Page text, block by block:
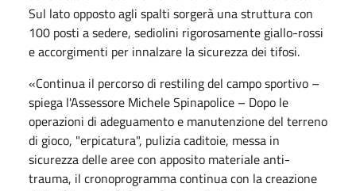
Sul lato opposto agli spalti sorgerà una struttura con
100 posti a sedere, sediolini rigorosamente giallo-rossi
e accorgimenti per innalzare la sicurezza dei tifosi.
«Continua il percorso di restiling del campo sportivo –
spiega l'Assessore Michele Spinapolice – Dopo le
operazioni di adeguamento e manutenzione del terreno
di gioco, "erpicatura", pulizia caditoie, messa in
sicurezza delle aree con apposito materiale anti-
trauma, il cronoprogramma continua con la creazione